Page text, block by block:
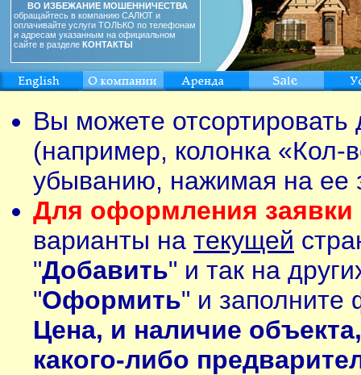
ВО ИЗБЕЖАНИЕ МОШЕННИЧЕСТВА
обращайтесь в компанию САЛЮТ и
оплачивайте услуги ТОЛЬКО по телефонам
и адресам указанным на официальном
сайте в разделе КОНТАКТЫ
Вы можете
(например, колонка «Кол-
убыванию, нажимая на ее
Для оформления заявки
варианты на текущей
"Добавить" и так на
"Оформить" и заполните
Цена, и наличие
какого-либо